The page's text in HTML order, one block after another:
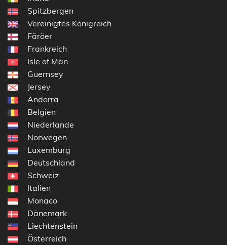
Spitzbergen
Vereinigtes Königreich
Färöer
Frankreich
Isle of Man
Guernsey
Jersey
Andorra
Belgien
Niederlande
Norwegen
Luxemburg
Deutschland
Schweiz
Italien
Monaco
Dänemark
Liechtenstein
Österreich